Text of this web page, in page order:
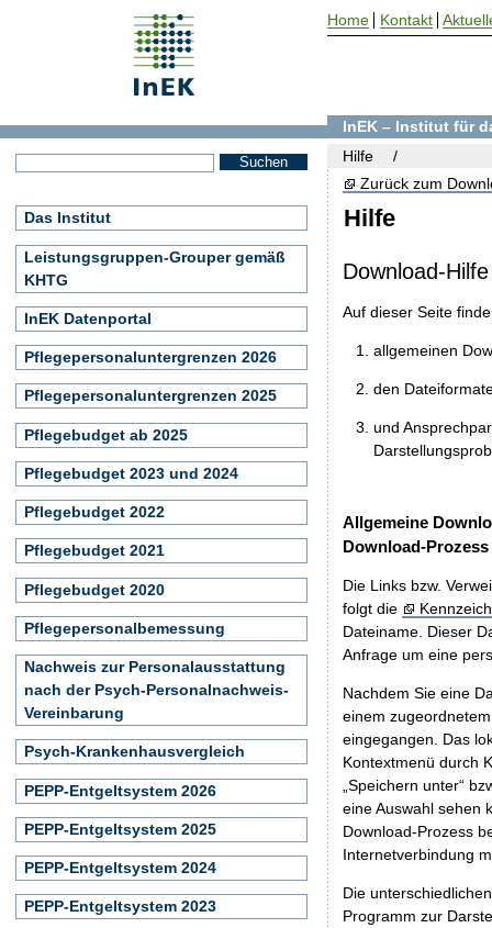
Hilfe
Zurück zum
Download-Hilfe
Auf dieser Seite
allgemeinen
den
und
Allgemeine
Download-Prozess
Die Links bzw.
folgt die
Dateiname. Dieser
Anfrage um eine
Nachdem Sie eine
einem
eingegangen. Das
Kontextmenü durch
„Speichern unter“
eine Auswahl sehen
Download-Prozess
Internetverbindung
Die
Programm zur
InEK – Institut für
Hilfe
Das Institut
Leistungsgruppen-Grouper gemäß
KHTG
InEK Datenportal
Pflegepersonaluntergrenzen 2026
Pflegepersonaluntergrenzen 2025
Pflegebudget ab 2025
Pflegebudget 2023 und 2024
Pflegebudget 2022
Pflegebudget 2021
Pflegebudget 2020
Pflegepersonalbemessung
Nachweis zur Personalausstattung
nach der Psych-Personalnachweis-
Vereinbarung
Psych-Krankenhausvergleich
PEPP-Entgeltsystem 2026
PEPP-Entgeltsystem 2025
PEPP-Entgeltsystem 2024
PEPP-Entgeltsystem 2023
Home Kontakt